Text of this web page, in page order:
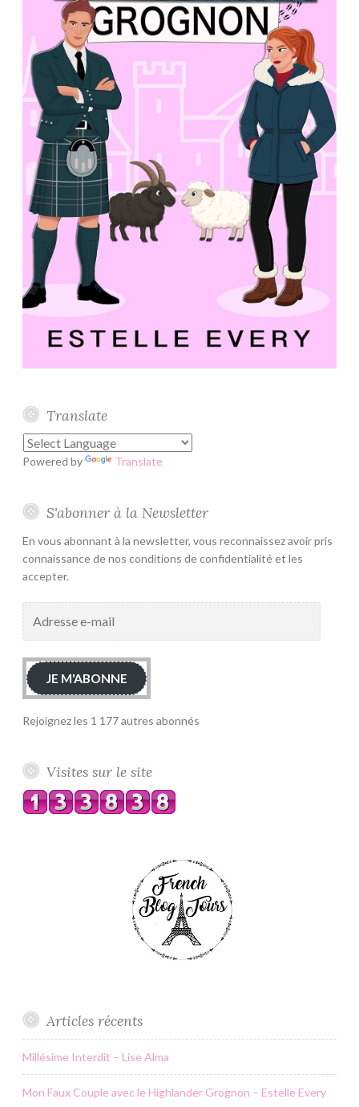
Translate
Powered by Translate
S'abonner à la Newsletter
En vous abonnant à la newsletter, vous reconnaissez avoir pris
connaissance de nos conditions de confidentialité et les
accepter.
mail
JE M'ABONNE
Rejoignez les 1 177 autres abonnés
Visites sur le site
Articles récents
Millésime Interdit – Lise Alma
Mon Faux Couple avec le Highlander Grognon – Estelle Every